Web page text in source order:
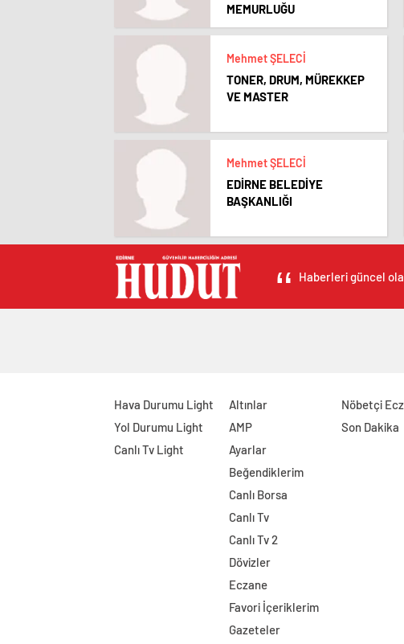
MEMURLUĞU
Mehmet ŞELECİ
TONER, DRUM, MÜREKKEP
VE MASTER
Mehmet ŞELECİ
EDİRNE BELEDİYE
BAŞKANLIĞI
Haberleri güncel
Hava Durumu Light
Yol Durumu Light
Canlı Tv Light
Altınlar
AMP
Ayarlar
Beğendiklerim
Canlı Borsa
Canlı Tv
Canlı Tv 2
Dövizler
Eczane
Favori İçeriklerim
Gazeteler
Nöbetçi
Son Dakika